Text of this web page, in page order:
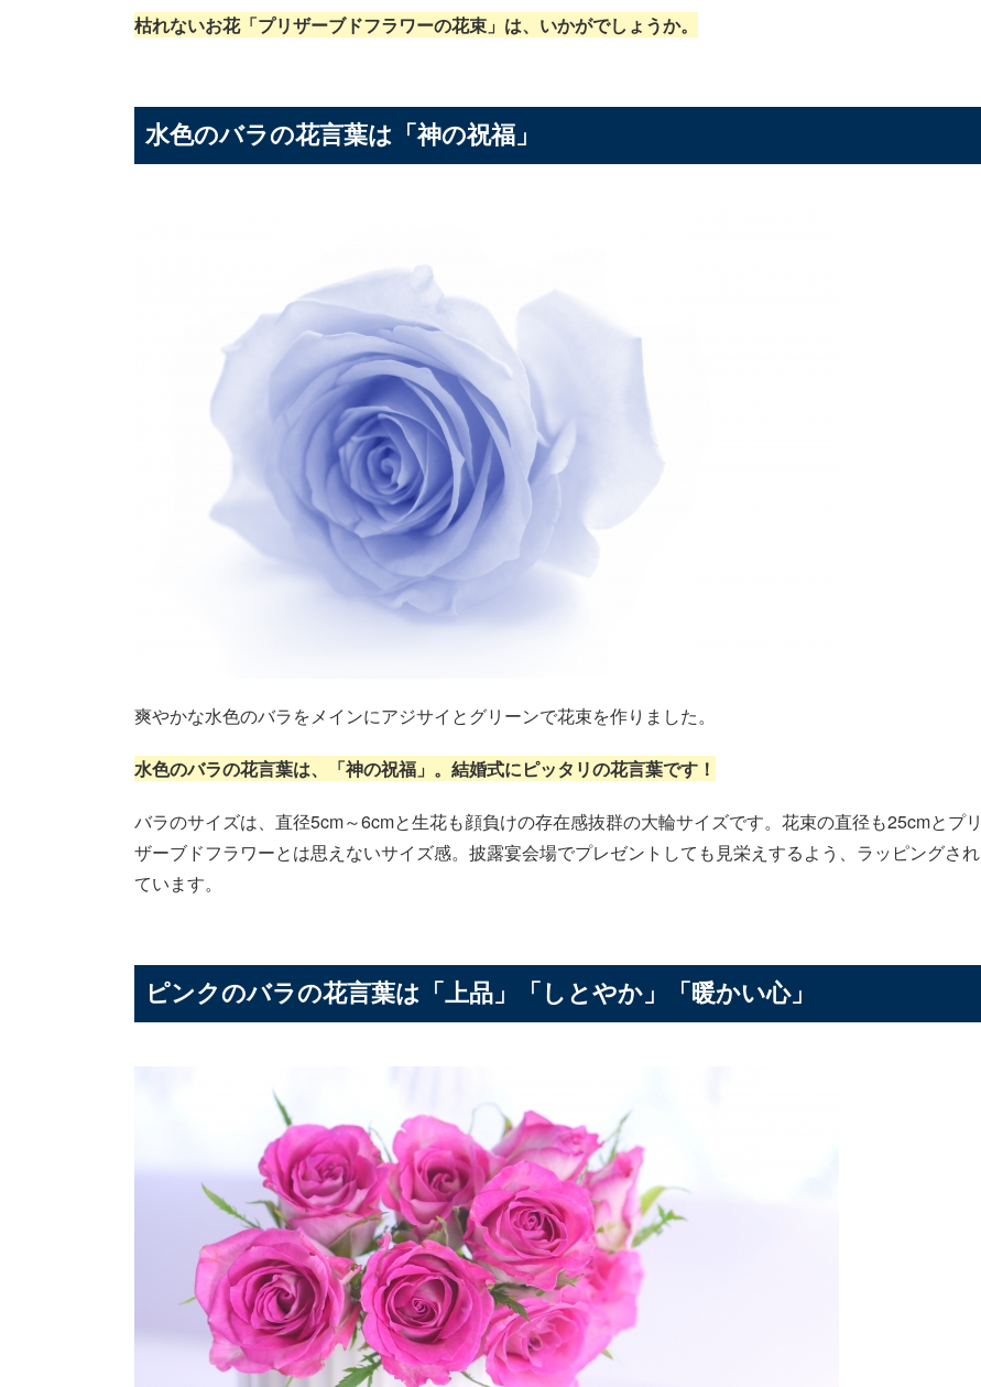
枯れないお花「プリザーブドフラワーの花束」は、いかがでしょうか。
水色のバラの花言葉は「神の祝福」
爽やかな水色のバラをメインにアジサイとグリーンで花束を作りました。
水色のバラの花言葉は、「神の祝福」。結婚式にピッタリの花言葉です！
バラのサイズは、直径5cm～6cmと生花も顔負けの存在感抜群の大輪サイズです。花束の直径も25cmとプリ
ザーブドフラワーとは思えないサイズ感。披露宴会場でプレゼントしても見栄えするよう、ラッピングされ
ています。
ピンクのバラの花言葉は「上品」「しとやか」「暖かい心」